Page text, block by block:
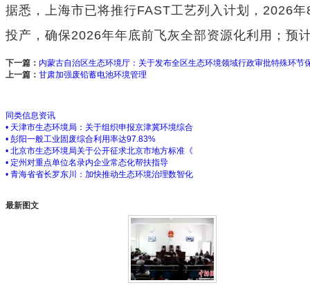
据悉，上海市已将推行FAST工艺列入计划，2026
投产，确保2026年年底前飞灰全部资源化利用；预
下一篇： 内蒙古自治区生态环境厅：关于发布全区生态环境领域行政审批特殊环节
上一篇： 甘肃加强废铅蓄电池环境管理
同类信息资讯
• 天津市生态环境局：关于组织申报京津冀环境综合
• 彭阳一般工业固废综合利用率达97.83%
• 北京市生态环境局关于公开征求北京市地方标准《
• 定州对重点单位名录内企业常态化帮扶指导
• 青海省省长罗东川：加快推动生态环境治理数智化
最新图文